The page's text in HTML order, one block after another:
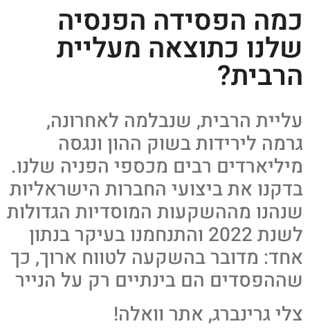
כמה הפסידה הפנסיה
שלנו כתוצאה מעליית
הרבית?
עליית הרבית, שנבלמה לאחרונה,
גרמה לירידות בשוק ההון ונגסה
מיליארדים רבים מכספי הפניה שלנו.
בדקנו את ביצועי החברות הישראליות
שנהנו מההשקעות המוסדיות הגדולות
לשנת 2022 והתנחמנו בעיקר בנתון
אחד: מדובר בהשקעה לטווח ארוך, כך
שההפסדים הם בינתיים רק על הנייר
צלי גרינברג, אתר וואלה!